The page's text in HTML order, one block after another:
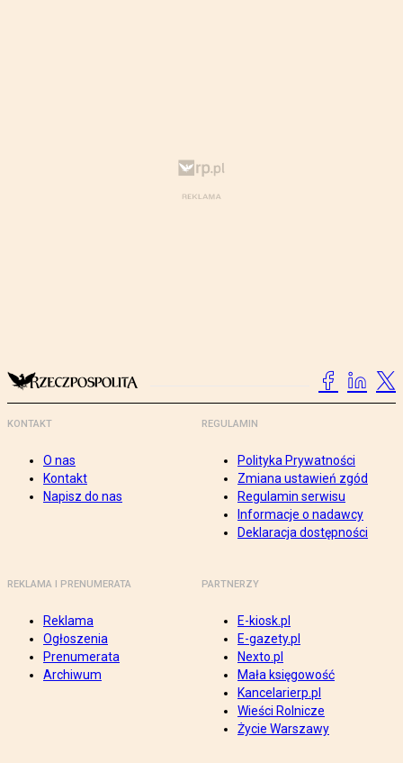
KONTAKT
O nas
Kontakt
Napisz do nas
REGULAMIN
Polityka Prywatności
Zmiana ustawień zgód
Regulamin serwisu
Informacje o nadawcy
Deklaracja dostępności
REKLAMA I PRENUMERATA
Reklama
Ogłoszenia
Prenumerata
Archiwum
PARTNERZY
E-kiosk.pl
E-gazety.pl
Nexto.pl
Mała księgowość
Kancelarierp.pl
Wieści Rolnicze
Życie Warszawy